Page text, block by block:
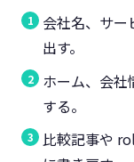
会社名、サー
出す。
ホーム、会社
する。
比較記事や